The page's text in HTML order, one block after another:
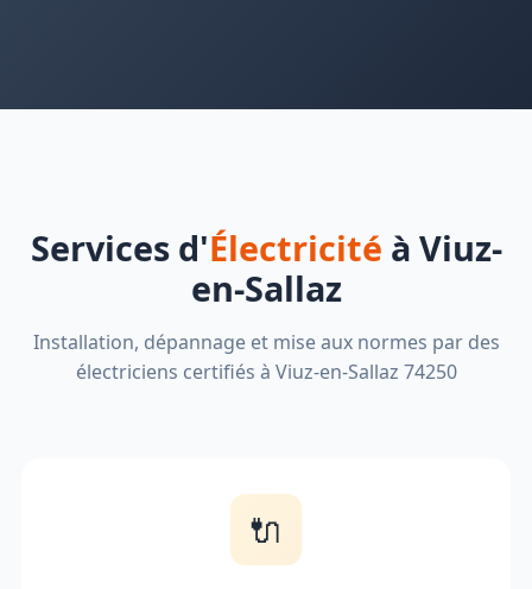
Services d'Électricité à Viuz-
en-Sallaz
Installation, dépannage et mise aux normes par des
électriciens certifiés à Viuz-en-Sallaz 74250
🔌